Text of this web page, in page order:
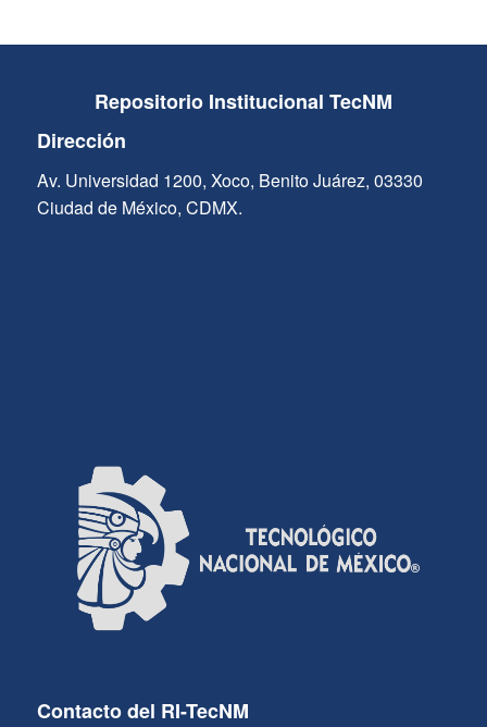
Repositorio Institucional TecNM
Dirección
Av. Universidad 1200, Xoco, Benito Juárez, 03330
Ciudad de México, CDMX.
Contacto del RI-TecNM